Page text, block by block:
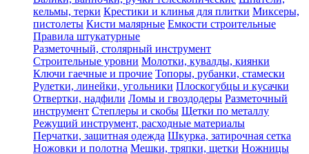
кельмы, терки Крестики и клинья для плитки Миксеры,
пистолеты Кисти малярные Емкости строительные
Правила штукатурные
Разметочный, столярный инструмент
Строительные уровни Молотки, кувалды, киянки
Ключи гаечные и прочие Топоры, рубанки, стамески
Рулетки, линейки, угольники Плоскогубцы и кусачки
Отвертки, надфили Ломы и гвоздодеры Разметочный
инструмент Степлеры и скобы Щетки по металлу
Режущий инструмент, расходные материалы
Перчатки, защитная одежда Шкурка, затирочная сетка
Ножовки и полотна Мешки, тряпки, щетки Ножницы